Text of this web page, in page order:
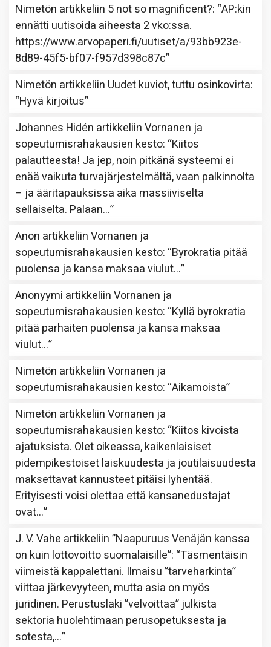
Nimetön artikkeliin 5 not so magnificent?: “AP:kin
ennätti uutisoida aiheesta 2 vko:ssa.
https://www.arvopaperi.fi/uutiset/a/93bb923e-
8d89-45f5-bf07-f957d398c87c”
Nimetön artikkeliin Uudet kuviot, tuttu osinkovirta:
“Hyvä kirjoitus”
Johannes Hidén artikkeliinVornanen ja
sopeutumisrahakausien kesto: “Kiitos
palautteesta! Ja jep, noin pitkänä systeemi ei
enää vaikuta turvajärjestelmältä, vaan palkinnolta
– ja ääritapauksissa aika massiiviselta
sellaiselta. Palaan…”
Anon artikkeliinVornanen ja
sopeutumisrahakausien kesto: “Byrokratia pitää
puolensa ja kansa maksaa viulut…”
Anonyymi artikkeliinVornanen ja
sopeutumisrahakausien kesto: “Kyllä byrokratia
pitää parhaiten puolensa ja kansa maksaa
viulut…”
Nimetön artikkeliinVornanen ja
sopeutumisrahakausien kesto: “Aikamoista”
Nimetön artikkeliinVornanen ja
sopeutumisrahakausien kesto: “Kiitos kivoista
ajatuksista. Olet oikeassa, kaikenlaisiset
pidempikestoiset laiskuudesta ja joutilaisuudesta
maksettavat kannusteet pitäisi lyhentää.
Erityisesti voisi olettaa että kansanedustajat
ovat…”
J. V. Vahe artikkeliin”Naapuruus Venäjän kanssa
on kuin lottovoitto suomalaisille”: “Täsmentäisin
viimeistä kappalettani. Ilmaisu ”tarveharkinta”
viittaa järkevyyteen, mutta asia on myös
juridinen. Perustuslaki ”velvoittaa” julkista
sektoria huolehtimaan perusopetuksesta ja
sotesta,…”